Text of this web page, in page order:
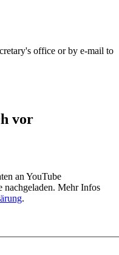
office or by e-mail to
vor
an YouTube
nachgeladen. Mehr Infos
.